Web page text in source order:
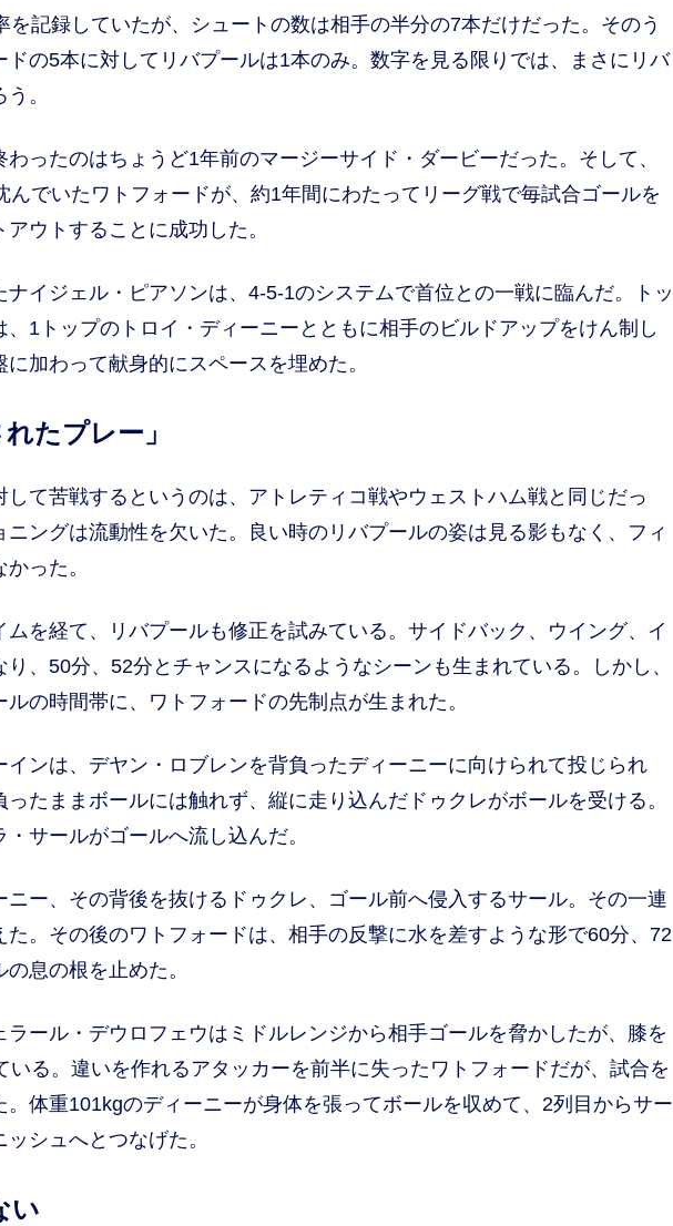
記録していたが、シュートの数は相手の半分の7本だけだった。そのう
の5本に対してリバプールは1本のみ。数字を見る限りでは、まさにリバ
。
ったのはちょうど1年前のマージーサイド・ダービーだった。そして、
でいたワトフォードが、約1年間にわたってリーグ戦で毎試合ゴールを
ウトすることに成功した。
イジェル・ピアソンは、4-5-1のシステムで首位との一戦に臨んだ。トッ
1トップのトロイ・ディーニーとともに相手のビルドアップをけん制し
加わって献身的にスペースを埋めた。
たプレー」
て苦戦するというのは、アトレティコ戦やウェストハム戦と同じだっ
ングは流動性を欠いた。良い時のリバプールの姿は見る影もなく、フィ
った。
を経て、リバプールも修正を試みている。サイドバック、ウイング、イ
、50分、52分とチャンスになるようなシーンも生まれている。しかし、
の時間帯に、ワトフォードの先制点が生まれた。
ンは、デヤン・ロブレンを背負ったディーニーに向けられて投じられ
たままボールには触れず、縦に走り込んだドゥクレがボールを受ける。
サールがゴールへ流し込んだ。
ー、その背後を抜けるドゥクレ、ゴール前へ侵入するサール。その一連
。その後のワトフォードは、相手の反撃に水を差すような形で60分、72
息の根を止めた。
ール・デウロフェウはミドルレンジから相手ゴールを脅かしたが、膝を
いる。違いを作れるアタッカーを前半に失ったワトフォードだが、試合を
体重101kgのディーニーが身体を張ってボールを収めて、2列目からサー
シュへとつなげた。
い